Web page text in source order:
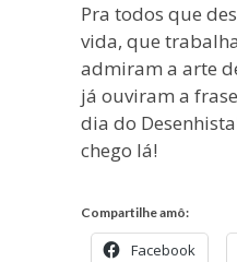
Pra todos que
vida, que
admiram a arte
já ouviram a
dia do
chego lá!
Compartilhe amô:
Facebook